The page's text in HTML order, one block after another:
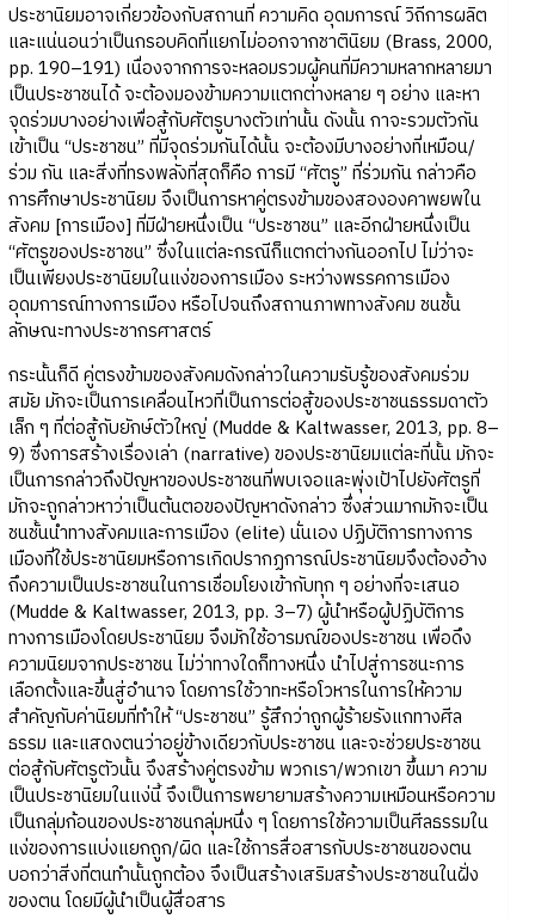
ประชานิยมอาจเกี่ยวข้องกับสถานที่ ความคิด อุดมการณ์ วิถีการผลิต
และแน่นอนว่าเป็นกรอบคิดที่แยกไม่ออกจากชาตินิยม (Brass, 2000,
pp. 190–191) เนื่องจากการจะหลอมรวมผู้คนที่มีความหลากหลายมา
เป็นประชาชนได้ จะต้องมองข้ามความแตกต่างหลาย ๆ อย่าง และหา
จุดร่วมบางอย่างเพื่อสู้กับศัตรูบางตัวเท่านั้น ดังนั้น กาจะรวมตัวกัน
เข้าเป็น “ประชาชน”​ ที่มีจุดร่วมกันได้นั้น จะต้องมีบางอย่างที่เหมือน/
ร่วม กัน และสิ่งที่ทรงพลังที่สุดก็คือ การมี “ศัตรู” ที่ร่วมกัน กล่าวคือ
การศึกษาประชานิยม จึงเป็นการหาคู่ตรงข้ามของสององคาพยพใน
สังคม [การเมือง] ที่มีฝ่ายหนึ่งเป็น “ประชาชน” และอีกฝ่ายหนึ่งเป็น
“ศัตรูของประชาชน” ซึ่งในแต่ละกรณีก็แตกต่างกันออกไป ไม่ว่าจะ
เป็นเพียงประชานิยมในแง่ของการเมือง ระหว่างพรรคการเมือง
อุดมการณ์ทางการเมือง หรือไปจนถึงสถานภาพทางสังคม ชนชั้น
ลักษณะทางประชากรศาสตร์
กระนั้นก็ดี คู่ตรงข้ามของสังคมดังกล่าวในความรับรู้ของสังคมร่วม
สมัย มักจะเป็นการเคลื่อนไหวที่เป็นการต่อสู้ของประชาชนธรรมดาตัว
เล็ก ๆ ที่ต่อสู้กับยักษ์ตัวใหญ่ (Mudde & Kaltwasser, 2013, pp. 8–
9) ซึ่งการสร้างเรื่องเล่า (narrative) ของประชานิยมแต่ละที่นั้น มักจะ
เป็นการกล่าวถึงปัญหาของประชาชนที่พบเจอและพุ่งเป้าไปยังศัตรูที่
มักจะถูกล่าวหาว่าเป็นต้นตอของปัญหาดังกล่าว ซึ่งส่วนมากมักจะเป็น
ชนชั้นนำทางสังคมและการเมือง (elite) นั่นเอง ปฏิบัติการทางการ
เมืองที่ใช้ประชานิยมหรือการเกิดปรากฏการณ์ประชานิยมจึงต้องอ้าง
ถึงความเป็นประชาชนในการเชื่อมโยงเข้ากับทุก ๆ อย่างที่จะเสนอ
(Mudde & Kaltwasser, 2013, pp. 3–7) ผู้นำหรือผู้ปฏิบัติการ
ทางการเมืองโดยประชานิยม จึงมักใช้อารมณ์ของประชาชน เพื่อดึง
ความนิยมจากประชาชน ไม่ว่าทางใดก็ทางหนึ่ง นำไปสู่การชนะการ
เลือกตั้งและขึ้นสู่อำนาจ โดยการใช้วาทะหรือโวหารในการให้ความ
สำคัญกับค่านิยมที่ทำให้ “ประชาชน” รู้สึกว่าถูกผู้ร้ายรังแกทางศีล
ธรรม และแสดงตนว่าอยู่ข้างเดียวกับประชาชน และจะช่วยประชาชน
ต่อสู้กับศัตรูตัวนั้น จึงสร้างคู่ตรงข้าม พวกเรา/พวกเขา ขึ้นมา ความ
เป็นประชานิยมในแง่นี้ จึงเป็นการพยายามสร้างความเหมือนหรือความ
เป็นกลุ่มก้อนของประชาชนกลุ่มหนึ่ง ๆ โดยการใช้ความเป็นศีลธรรมใน
แง่ของการแบ่งแยกถูก/ผิด และใช้การสื่อสารกับประชาชนของตน
บอกว่าสิ่งที่ตนทำนั้นถูกต้อง จึงเป็นสร้างเสริมสร้างประชาชนในฝั่ง
ของตน โดยมีผู้นำเป็นผู้สื่อสาร